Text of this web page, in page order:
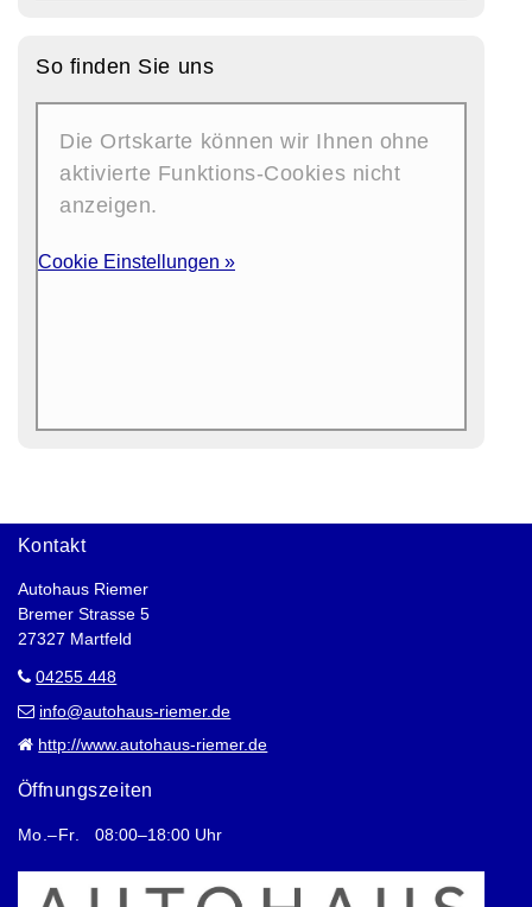
So finden Sie uns
Die Ortskarte können wir Ihnen ohne
aktivierte Funktions-Cookies nicht
anzeigen.
Cookie Einstellungen »
Kontakt
Autohaus Riemer
Bremer Strasse 5
27327 Martfeld
04255 448
info@autohaus-riemer.de
http://www.autohaus-riemer.de
Öffnungszeiten
Mo.–Fr. 08:00–18:00 Uhr